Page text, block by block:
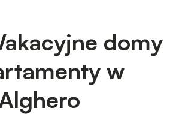
domy
w